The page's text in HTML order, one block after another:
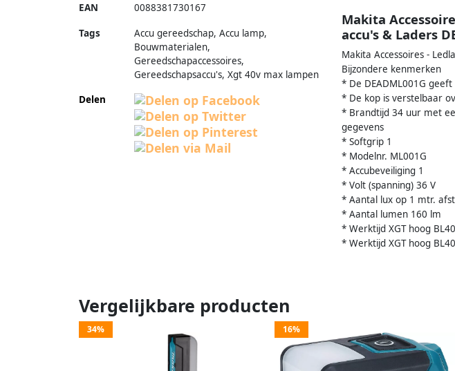
Makita
accu's & Laders
Makita Accessoires -
Bijzondere kenmerken
* De DEADML001G
* De kop is verstelbaar
* Brandtijd 34 uur met
gegevens
* Softgrip 1
* Modelnr. ML001G
* Accubeveiliging 1
* Volt (spanning) 36 V
* Aantal lux op 1 mtr.
* Aantal lumen 160 lm
* Werktijd XGT hoog
* Werktijd XGT hoog
EAN 0088381730167
Tags
Accu gereedschap, Accu lamp,
Bouwmaterialen,
Gereedschapaccessoires,
Gereedschapsaccu's, Xgt 40v max lampen
Delen
Vergelijkbare producten
34% 16%